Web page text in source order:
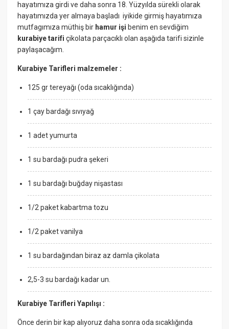
hayatımıza girdi ve daha sonra 18. Yüzyılda sürekli olarak
hayatımızda yer almaya başladı iyikide girmiş hayatımıza
mutfagımıza müthiş bir hamur işi benim en sevdiğim
kurabiye tarifiçikolata parçacıklı olan aşağıda tarifi sizinle
paylaşacağım.
Kurabiye Tarifleri malzemeler :
125 gr tereyağı (oda sıcaklığında)
1 çay bardağı sıvıyağ
1 adet yumurta
1 su bardağı pudra şekeri
1 su bardağı buğday nişastası
1/2 paket kabartma tozu
1/2 paket vanilya
1 su bardağından biraz az damla çikolata
2,5-3 su bardağı kadar un.
Kurabiye Tarifleri Yapılışı :
Önce derin bir kap alıyoruz daha sonra oda sıcaklığında